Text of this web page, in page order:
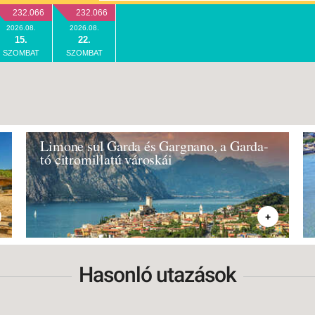
232.066
2026.08.
15.
SZOMBAT
232.066
2026.08.
22.
SZOMBAT
Limone sul Garda és Gargnano, a Garda-
tó citromillatú városkái
+
Hasonló utazások